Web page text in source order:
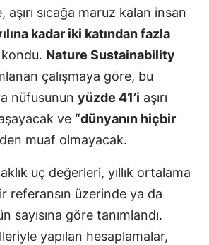
aşırı sıcağa maruz kalan insan
kadar iki katından fazla
Nature Sustainability
çalışmaya göre, bu
nüfusunun yüzde 41’i aşırı
ve “dünyanın hiçbir
muaf olmayacak.
uç değerleri, yıllık ortalama
referansın üzerinde ya da
sayısına göre tanımlandı.
yapılan hesaplamalar,